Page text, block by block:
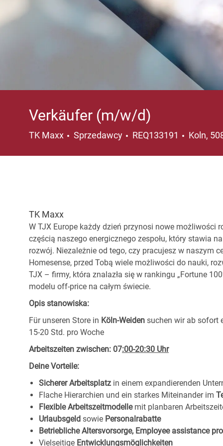
Verkäufer (m/w/d)
TK Maxx Kategoria
Sprzedawcy REQ133191 Koln,
TK Maxx
W TJX Europe każdy dzień przynosi nowe możliwości
częścią naszego energicznego zespołu, który stawia
rozwój. Niezależnie od tego, czy pracujesz w naszym
Homesense, przed Tobą wiele możliwości do nauki,
TJX – firmy, która znalazła się w rankingu „Fortune
modelu off-price na całym świecie.
Opis stanowiska:
Für unseren Store in Köln-Weiden suchen wir ab sofort
15-20 Std. pro Woche
Arbeitszeiten zwischen: 07:00-20:30 Uhr
Deine Vorteile:
Sicherer Arbeitsplatz in einem expandierenden
Flache Hierarchien und ein starkes Miteinander im
Flexible Arbeitszeitmodelle mit planbaren
Urlaubsgeld sowie Personalrabatte
Betriebliche Altersvorsorge, Employee assistance
Vielseitige Entwicklungsmöglichkeiten